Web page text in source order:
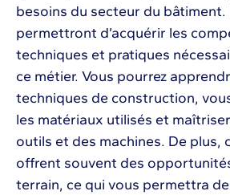
besoins du secteur du bâtiment.
permettront d’acquérir les
techniques et pratiques
ce métier. Vous pourrez
techniques de construction,
les matériaux utilisés et
outils et des machines. De plus,
offrent souvent des
terrain, ce qui vous permettra